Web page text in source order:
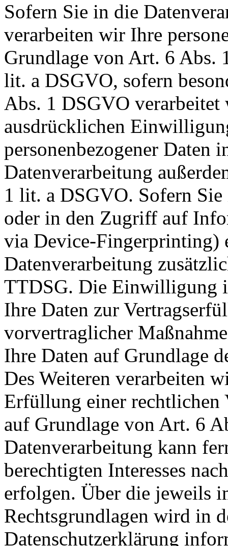
Sofern Sie in die
verarbeiten wir Ihre
Grundlage von Art. 6 Abs.
lit. a DSGVO, sofern
Abs. 1 DSGVO verarbeitet
ausdrücklichen
personenbezogener Daten
Datenverarbeitung
1 lit. a DSGVO. Sofern
oder in den Zugriff auf
via Device-Fingerprinting)
Datenverarbeitung
TTDSG. Die Einwilligung
Ihre Daten zur
vorvertraglicher
Ihre Daten auf Grundlage
Des Weiteren verarbeiten
Erfüllung einer
auf Grundlage von Art. 6
Datenverarbeitung kann
berechtigten Interesses
erfolgen. Über die jeweils
Rechtsgrundlagen wird in
Datenschutzerklärung